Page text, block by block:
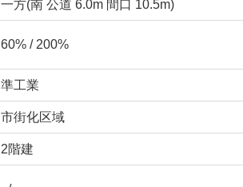
一方(南 公道 6.0m 間口 10.5m)
60% / 200%
準工業
市街化区域
2階建